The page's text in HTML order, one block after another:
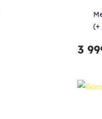
(+
3